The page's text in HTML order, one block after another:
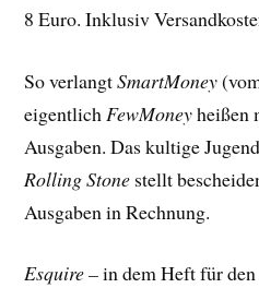
8 Euro. Inklusiv
So verlangtSmartMoney
eigentlich FewMoneyheißen
Ausgaben. Das kultige
Rolling Stone stellt
Ausgaben in Rechnung.
Esquire –in dem Heft für